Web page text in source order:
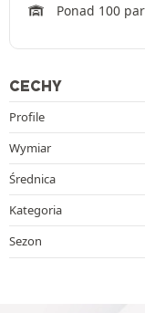
Ponad 100
CECHY
Profile
Wymiar
Średnica
Kategoria
Sezon